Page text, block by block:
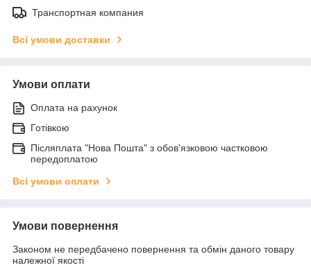
Транспортная компания
Всі умови доставки
Умови оплати
Оплата на рахунок
Готівкою
Післяплата "Нова Пошта" з обов'язковою частковою
передоплатою
Всі умови оплати
Умови повернення
Законом не передбачено повернення та обмін даного товару
належної якості